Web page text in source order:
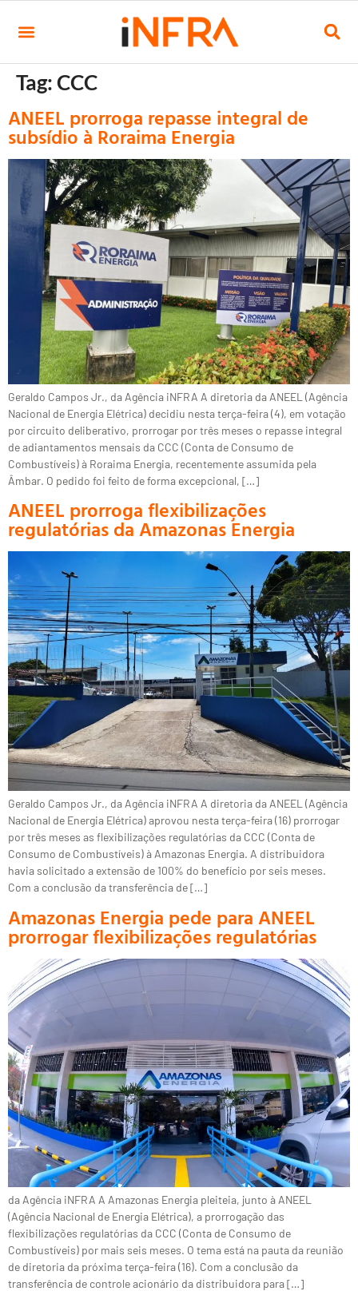
Tag:CCC
ANEEL prorroga repasse integral de
subsídio à Roraima Energia
Geraldo Campos Jr., da Agência iNFRA A diretoria da ANEEL (Agência
Nacional de Energia Elétrica) decidiu nesta terça-feira (4), em votação
por circuito deliberativo, prorrogar por três meses o repasse integral
de adiantamentos mensais da CCC (Conta de Consumo de
Combustíveis) à Roraima Energia, recentemente assumida pela
Âmbar. O pedido foi feito de forma excepcional, […]
ANEEL prorroga flexibilizações
regulatórias da Amazonas Energia
Geraldo Campos Jr., da Agência iNFRA A diretoria da ANEEL (Agência
Nacional de Energia Elétrica) aprovou nesta terça-feira (16) prorrogar
por três meses as flexibilizações regulatórias da CCC (Conta de
Consumo de Combustíveis) à Amazonas Energia. A distribuidora
havia solicitado a extensão de 100% do benefício por seis meses.
Com a conclusão da transferência de […]
Amazonas Energia pede para ANEEL
prorrogar flexibilizações regulatórias
da Agência iNFRA A Amazonas Energia pleiteia, junto à ANEEL
(Agência Nacional de Energia Elétrica), a prorrogação das
flexibilizações regulatórias da CCC (Conta de Consumo de
Combustíveis) por mais seis meses. O tema está na pauta da reunião
de diretoria da próxima terça-feira (16). Com a conclusão da
transferência de controle acionário da distribuidora para […]